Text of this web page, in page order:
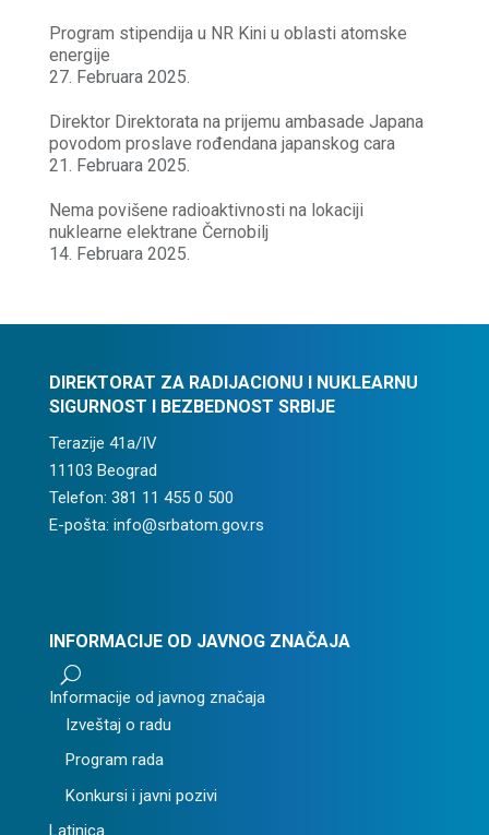
Program stipendija u NR Kini u oblasti atomske
energije
27. Februara 2025.
Direktor Direktorata na prijemu ambasade Japana
povodom proslave rođendana japanskog cara
21. Februara 2025.
Nema povišene radioaktivnosti na lokaciji
nuklearne elektrane Černobilj
14. Februara 2025.
DIREKTORAT ZA RADIJACIONU I NUKLEARNU
SIGURNOST I BEZBEDNOST SRBIJE
Terazije 41a/IV
11103 Beograd
Telefon: 381 11 455 0 500
E-pošta: info@srbatom.gov.rs
INFORMACIJE OD JAVNOG ZNAČAJA
U
Informacije od javnog značaja
Izveštaj o radu
Program rada
Konkursi i javni pozivi
Latinica